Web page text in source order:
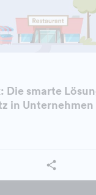
Die smarte
in Unternehmen